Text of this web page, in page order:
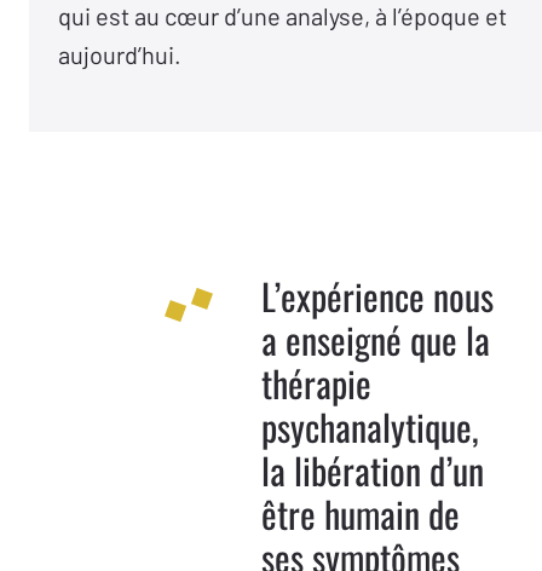
qui est au cœur d’une analyse, à l’époque et
aujourd’hui.
L’expérience nous
a enseigné que la
thérapie
psychanalytique,
la libération d’un
être humain de
ses symptômes